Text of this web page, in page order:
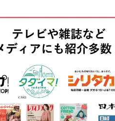
巻きつける
む
穴を空ける